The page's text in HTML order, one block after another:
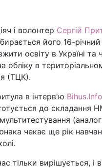
і волонтер Сергій
його 16-
освіту в Україні та
обліку в
(ТЦК).
в інтерв'ю Bihus.Info
до складання
чекає ще рік
тільки вирішується, і